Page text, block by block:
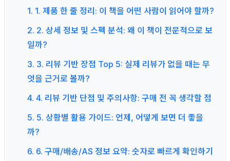
1. 1. 제품 한 줄 정리: 이 책을 어떤 사람이 읽어야 할까?
2. 2. 상세 정보 및 스펙 분석: 왜 이 책이 전문적으로 보
일까?
3. 3. 리뷰 기반 장점 Top 5: 실제 리뷰가 없을 때는 무
엇을 근거로 볼까?
4. 4. 리뷰 기반 단점 및 주의사항: 구매 전 꼭 생각할 점
5. 5. 상황별 활용 가이드: 언제, 어떻게 보면 더 좋을
까?
6. 6. 구매/배송/AS 정보 요약: 숫자로 빠르게 확인하기